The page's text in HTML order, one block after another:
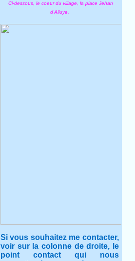
Ci-dessous, le coeur du village, la place Jehan
d'Alluye.
Si vous souhaitez me contacter,
voir sur la colonne de droite, le
point contact qui nous